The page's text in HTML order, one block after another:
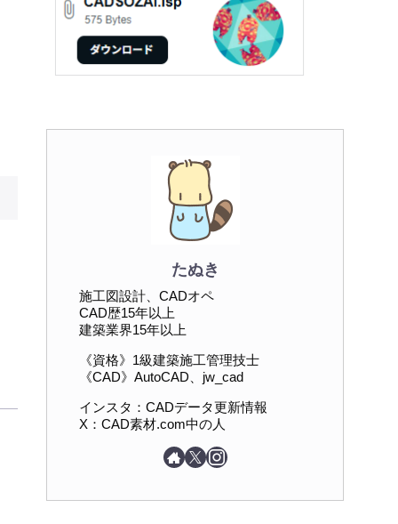
たぬき
施工図設計、CADオペ
CAD歴15年以上
建築業界15年以上
《資格》1級建築施工管理技士
《CAD》AutoCAD、jw_cad
インスタ：CADデータ更新情報
X：CAD素材.com中の人